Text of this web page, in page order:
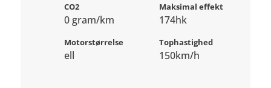
CO2
0 gram/km
Maksimal effekt
174hk
Motorstørrelse
ell
Tophastighed
150km/h